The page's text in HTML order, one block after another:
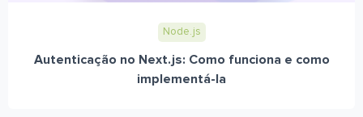
Node.js
Autenticação no Next.js: Como funciona e como
implementá-la